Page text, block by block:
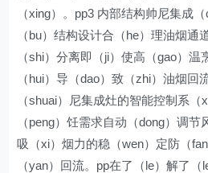
（xing）。pp3 内部结构帅尼集成
（bu）结构设计合（he）理油烟通
（shi）分离即（ji）使高（gao）温
（hui）导（dao）致（zhi）油烟回
（shuai）尼集成灶的智能控制系
（peng）饪需求自动（dong）调
吸（xi）烟力的稳（wen）定防（
（yan）回流。pp在了（le）解了